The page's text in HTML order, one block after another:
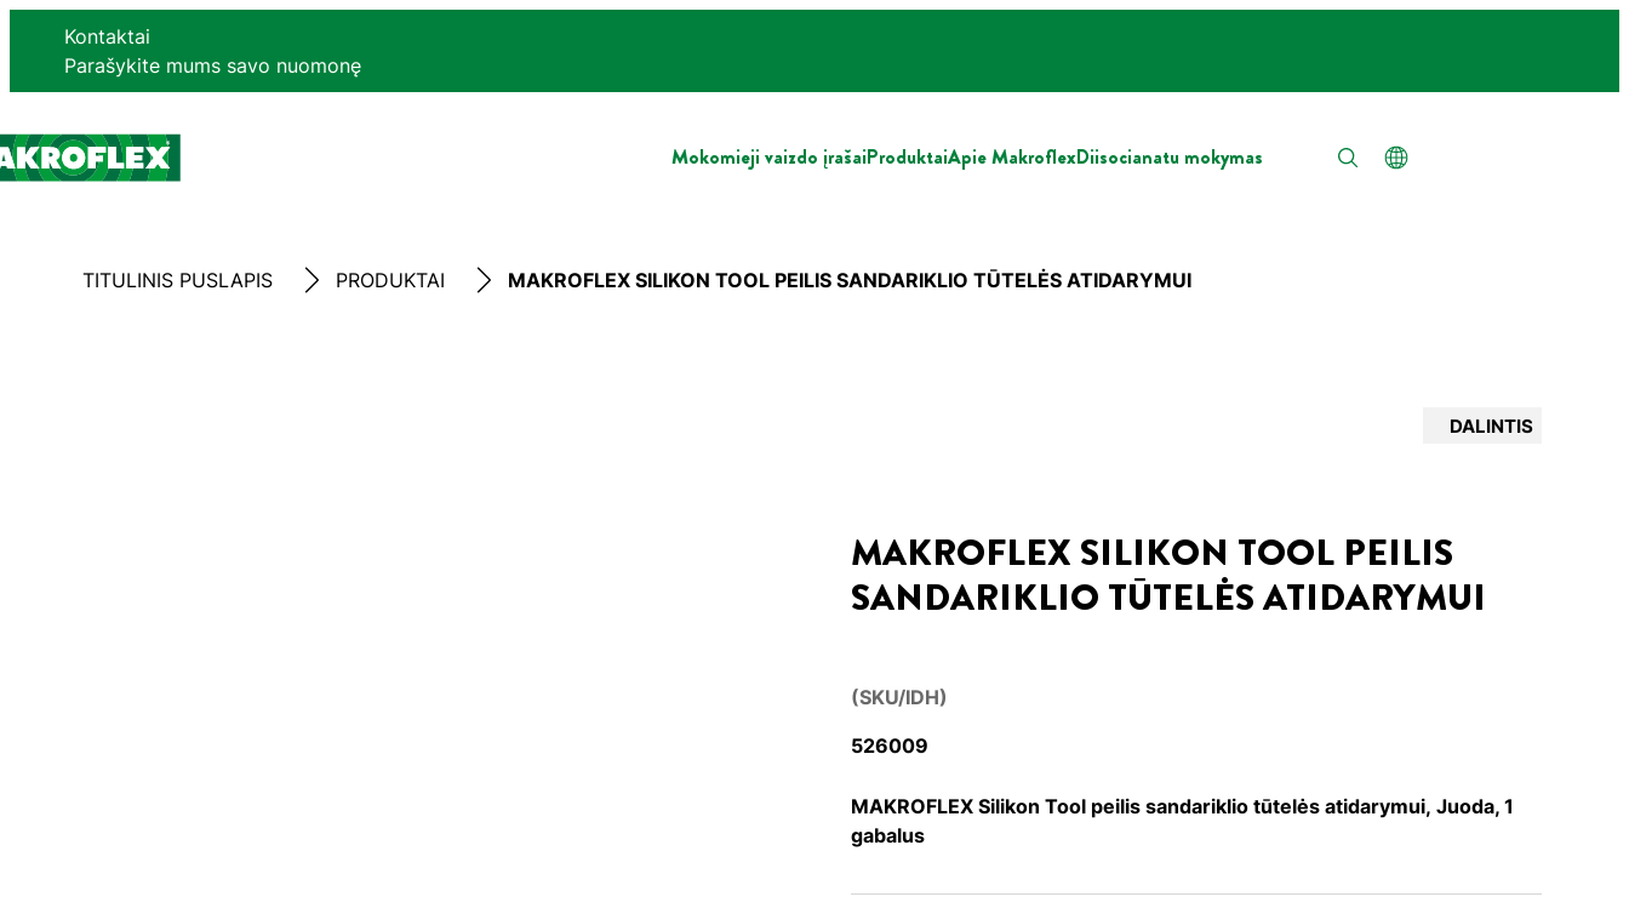
Kontaktai
Parašykite mums savo nuomonę
Mokomieji vaizdo įrašaiProduktaiApie MakroflexDiisocianatu mokymas
TITULINIS PUSLAPIS PRODUKTAI MAKROFLEX SILIKON TOOL PEILIS SANDARIKLIO TŪTELĖS ATIDARYMUI
DALINTIS
MAKROFLEX SILIKON TOOL PEILIS
SANDARIKLIO TŪTELĖS ATIDARYMUI
(SKU/IDH)
526009
MAKROFLEX Silikon Tool peilis sandariklio tūtelės atidarymui, Juoda, 1
gabalus